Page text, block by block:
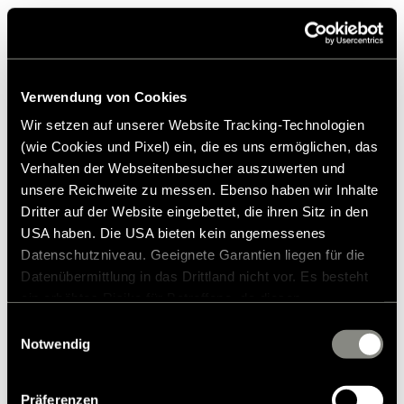
Verwendung von Cookies
Wir setzen auf unserer Website Tracking-Technologien
(wie Cookies und Pixel) ein, die es uns ermöglichen, das
Verhalten der Webseitenbesucher auszuwerten und
unsere Reichweite zu messen. Ebenso haben wir Inhalte
Dritter auf der Website eingebettet, die ihren Sitz in den
USA haben. Die USA bieten kein angemessenes
Datenschutzniveau. Geeignete Garantien liegen für die
Datenübermittlung in das Drittland nicht vor. Es besteht
zustehen. Eingesetzte Dienstleister können Daten für
zusammenführen. Weitere Informationen finden Sie in
Notwendig
Präferenzen
Visuel presse | HYMER Venture S iF Award 2023 | JPG (4.4 MB)
Télécharger
Contact presse
88339 Bad Waldsee